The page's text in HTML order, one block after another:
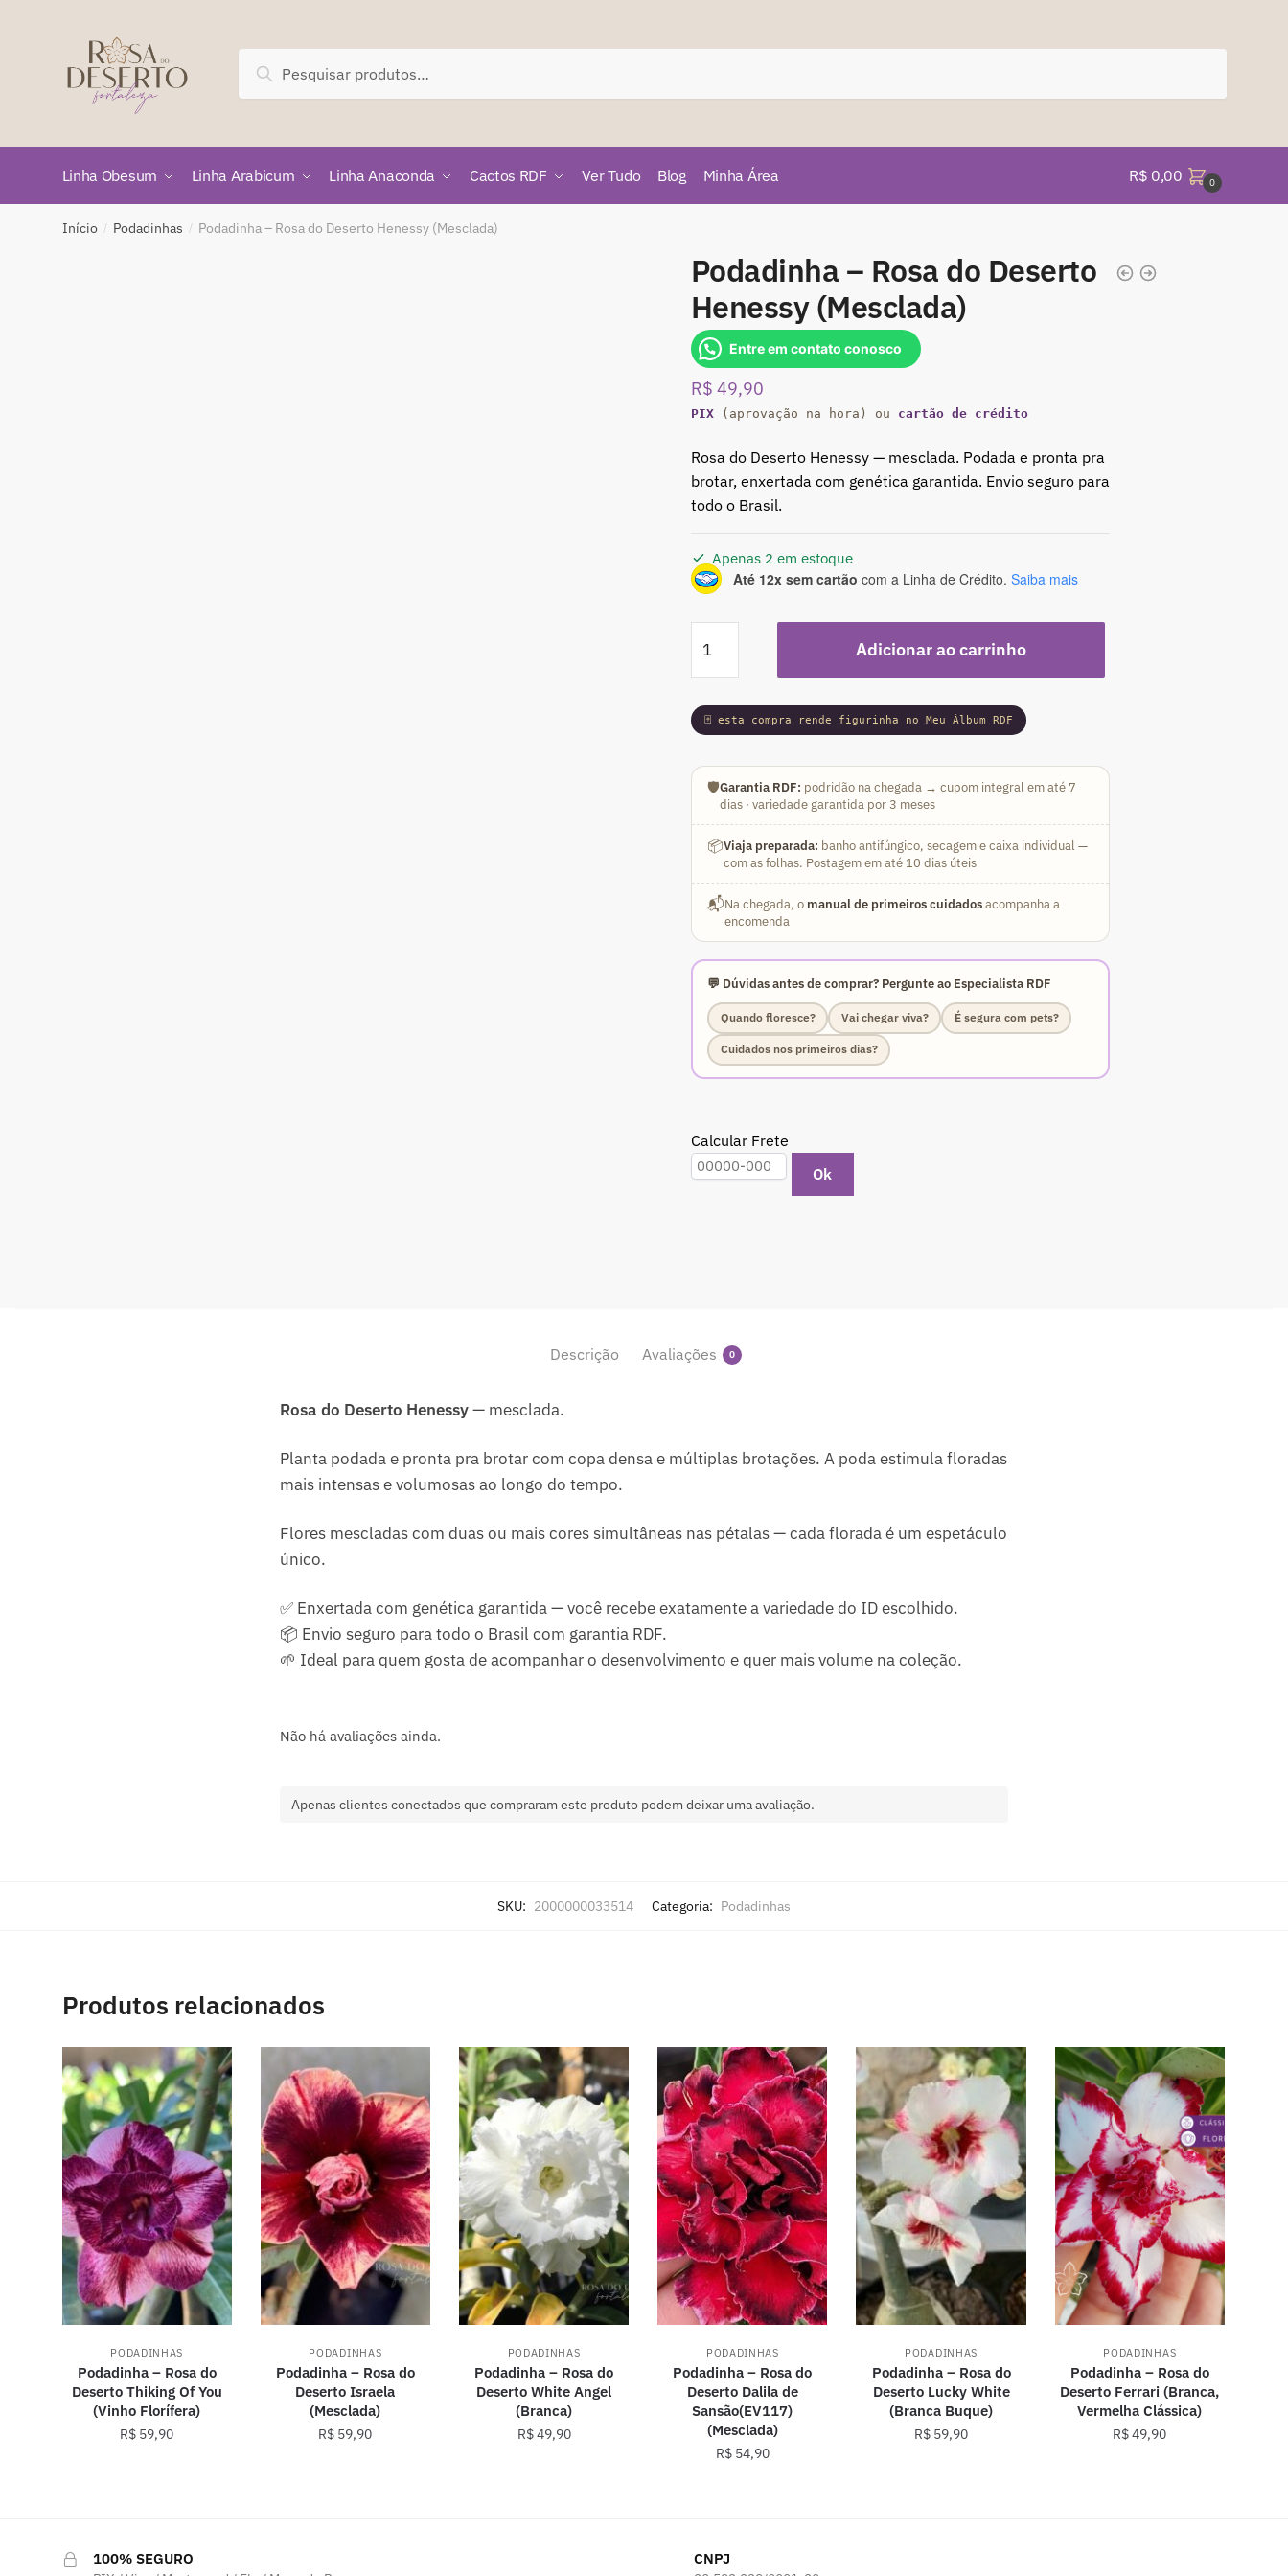
por:
Pesquisar
Linha Obesum Linha Arabicum Linha Anaconda Cactos RDF Ver Tudo Blog Minha Área R$ 0,00 0
Início / Podadinhas / Podadinha – Rosa do Deserto Henessy (Mesclada)
Podadinha – Rosa do Deserto
Henessy (Mesclada)
Entre em contato conosco
R$ 49,90
PIX(aprovação na hora) ou cartão de crédito
Rosa do Deserto Henessy — mesclada. Podada e pronta pra
brotar, enxertada com genética garantida. Envio seguro para
todo o Brasil.
Apenas 2 em estoque
Até 12x sem cartão com a Linha de Crédito. Saiba mais
Rosa
do
Deserto
(Mesclada)
quantidade
Adicionar ao carrinho
🃏 esta compra rende figurinha no Meu Álbum RDF
🛡️Garantia RDF: podridão na chegada → cupom integral em até 7
dias · variedade garantida por 3 meses
📦Viaja preparada: banho antifúngico, secagem e caixa individual —
com as folhas. Postagem em até 10 dias úteis
📬Na chegada, o manual de primeiros cuidadosacompanha a
encomenda
💬 Dúvidas antes de comprar? Pergunte ao Especialista RDF
Quando floresce? Vai chegar viva? É segura com pets?
Cuidados nos primeiros dias?
Calcular Frete
Ok
Descrição Avaliações 0
Rosa do Deserto Henessy— mesclada.
Planta podada e pronta pra brotar com copa densa e múltiplas brotações. A poda estimula floradas
mais intensas e volumosas ao longo do tempo.
Flores mescladas com duas ou mais cores simultâneas nas pétalas — cada florada é um espetáculo
único.
✅ Enxertada com genética garantida — você recebe exatamente a variedade do ID escolhido.
📦 Envio seguro para todo o Brasil com garantia RDF.
🌱 Ideal para quem gosta de acompanhar o desenvolvimento e quer mais volume na coleção.
Não há avaliações ainda.
Apenas clientes conectados que compraram este produto podem deixar uma avaliação.
SKU: 2000000033514 Categoria: Podadinhas
Produtos relacionados
PODADINHAS
Podadinha – Rosa do
Deserto Thiking Of You
(Vinho Florífera)
R$ 59,90
PODADINHAS
Podadinha – Rosa do
Deserto Israela
(Mesclada)
R$ 59,90
PODADINHAS
Podadinha – Rosa do
Deserto White Angel
(Branca)
R$49,90
PODADINHAS
Podadinha – Rosa do
Deserto Dalila de
Sansão(EV117)
(Mesclada)
R$54,90
PODADINHAS
Podadinha – Rosa do
Deserto Lucky White
(Branca Buque)
R$ 59,90
PODADINHAS
Podadinha – Rosa do
Deserto Ferrari (Branca,
Vermelha Clássica)
R$49,90
100% SEGURO CNPJ